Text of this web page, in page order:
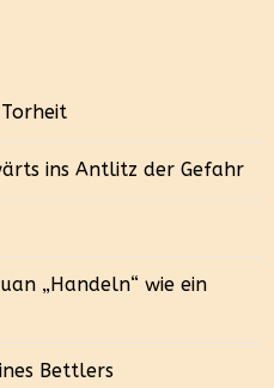
ins Antlitz der Gefahr
„Handeln“ wie ein
Bettlers